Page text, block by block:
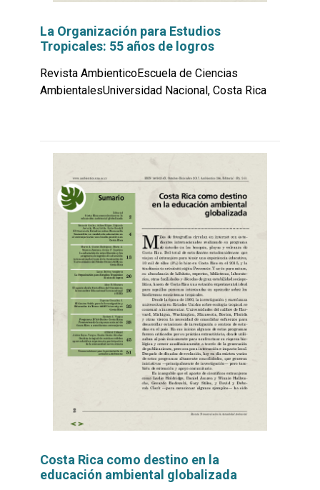
La Organización para Estudios
Tropicales: 55 años de logros
Revista AmbienticoEscuela de Ciencias
AmbientalesUniversidad Nacional, Costa Rica
Costa Rica como destino en la
educación ambiental globalizada